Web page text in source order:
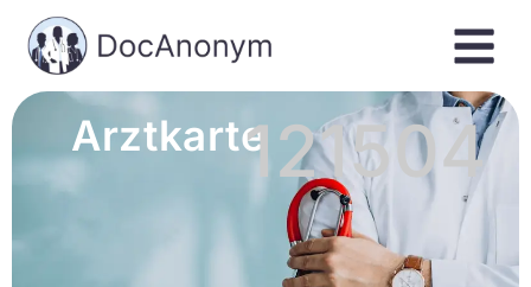
Arztkarte121504